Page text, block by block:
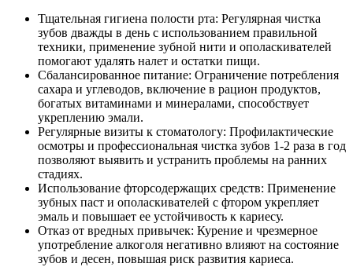
Тщательная гигиена полости рта: Регулярная чистка
зубов дважды в день с использованием правильной
техники, применение зубной нити и ополаскивателей
помогают удалять налет и остатки пищи.
Сбалансированное питание: Ограничение потребления
сахара и углеводов, включение в рацион продуктов,
богатых витаминами и минералами, способствует
укреплению эмали.
Регулярные визиты к стоматологу: Профилактические
осмотры и профессиональная чистка зубов 1-2 раза в год
позволяют выявить и устранить проблемы на ранних
стадиях.
Использование фторсодержащих средств: Применение
зубных паст и ополаскивателей с фтором укрепляет
эмаль и повышает ее устойчивость к кариесу.
Отказ от вредных привычек: Курение и чрезмерное
употребление алкоголя негативно влияют на состояние
зубов и десен, повышая риск развития кариеса.